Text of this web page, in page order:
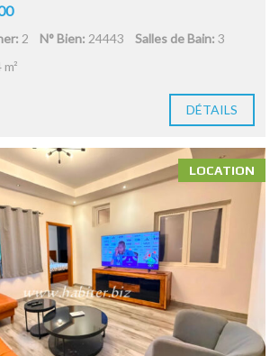
2 N° Bien: 24443 Salles de Bain: 3
DÉTAILS
LOCATION